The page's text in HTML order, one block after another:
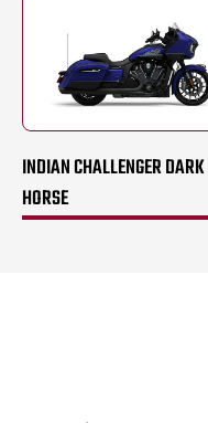
INDIAN CHALLENGER DARK
HORSE